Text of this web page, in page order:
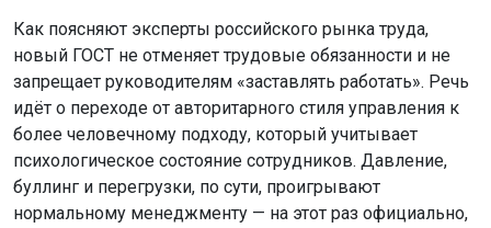
Как поясняют эксперты российского рынка труда,
новый ГОСТ не отменяет трудовые обязанности и не
запрещает руководителям «заставлять работать». Речь
идёт о переходе от авторитарного стиля управления к
более человечному подходу, который учитывает
психологическое состояние сотрудников. Давление,
буллинг и перегрузки, по сути, проигрывают
нормальному менеджменту — на этот раз официально,